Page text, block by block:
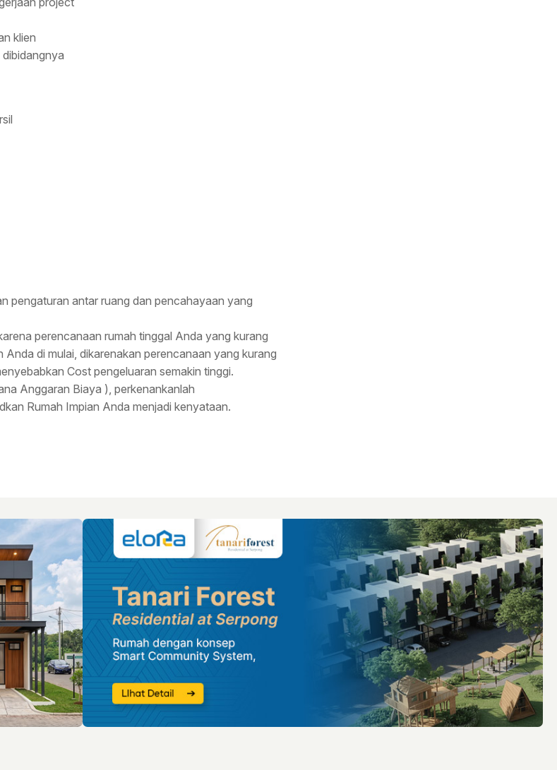
klien
pengaturan antar ruang dan pencahayaan yang
perencanaan rumah tinggal Anda yang kurang
di mulai, dikarenakan perencanaan yang kurang
Cost pengeluaran semakin tinggi.
Anggaran Biaya ), perkenankanlah
Rumah Impian Anda menjadi kenyataan.